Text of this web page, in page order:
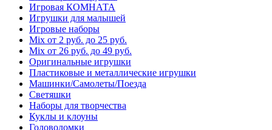
Игровая КОМНАТА
Игрушки для малышей
Игровые наборы
Mix от 2 руб. до 25 руб.
Mix от 26 руб. до 49 руб.
Оригинальные игрушки
Пластиковые и металлические игрушки
Машинки/Самолеты/Поезда
Светяшки
Наборы для творчества
Куклы и клоуны
Головоломки